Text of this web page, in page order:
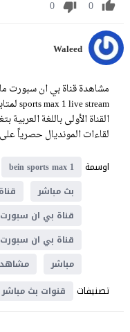
0
0
Waleed
القناة الأولى باللغة
لقاءات المونديال حصرياً
اوسمة
bein sports max 1
بث مباشر
قناة بي ان سبورت ماكس 1
قناة بي ان سبورت ماكس 1
مباشر
تصنيفات قنوات بث مباشر